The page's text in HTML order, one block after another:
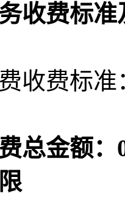
收费标准
收费标准
总金额：